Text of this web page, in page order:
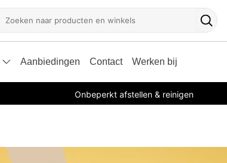
Aanbiedingen Contact Werken bij
Onbeperkt afstellen & reinigen